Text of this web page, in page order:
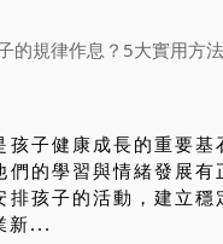
孩子健康成長的重要
們的學習與情緒發展
排孩子的活動，建立穩
新...